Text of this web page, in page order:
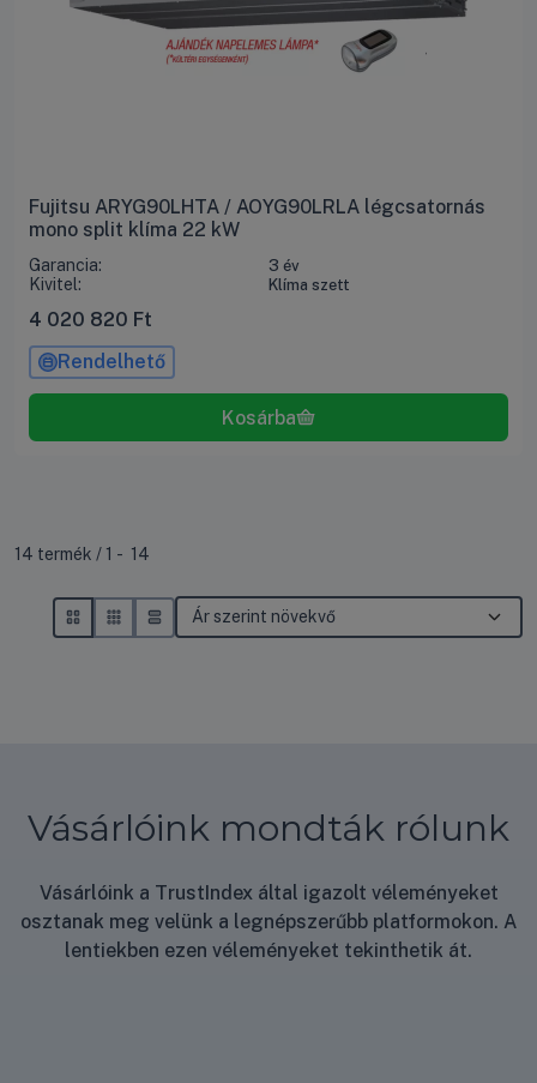
Fujitsu ARYG90LHTA / AOYG90LRLA légcsatornás
mono split klíma 22 kW
Garancia: 3 év
Kivitel: Klíma szett
4 020 820 Ft
Rendelhető
Összes termék a kategóriában
14 termék 1 14
Vásárlóink mondták rólunk
Vásárlóink a TrustIndex által igazolt véleményeket
osztanak meg velünk a legnépszerűbb platformokon. A
lentiekben ezen véleményeket tekinthetik át.